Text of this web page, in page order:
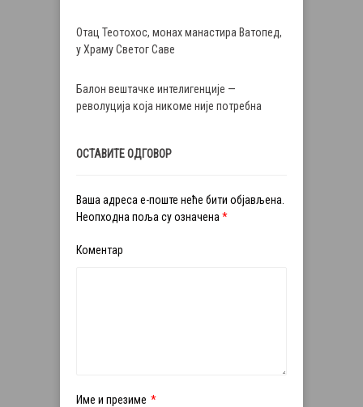
Отац Теотохос, монах манастира Ватопед,
у Храму Светог Саве
Балон вештачке интелигенције —
револуција која никоме није потребна
ОСТАВИТЕ ОДГОВОР
Ваша адреса е-поште неће бити објављена.
Неопходна поља су означена *
Коментар
Име и презиме *